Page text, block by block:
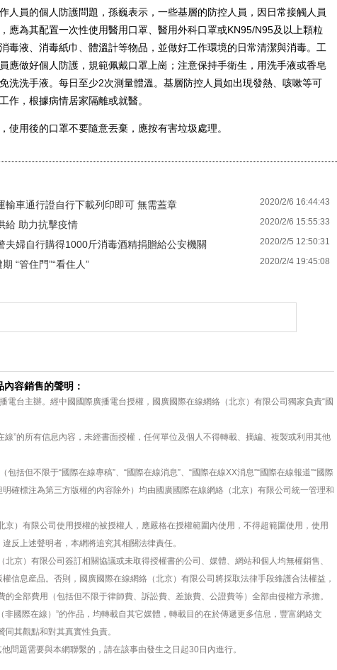
員的個人防護問題，孫巍表示，一些基層的防控人員，因日常接觸人員
應為其配置一次性使用醫用口罩、醫用外科口罩或KN95/N95及以上顆粒
毒液、消毒紙巾、體溫計等物品，並做好工作環境的日常清潔與消毒。工
應做好個人防護，規範佩戴口罩上崗；注意保持手衛生，用洗手液或香皂
洗洗手液。每日至少2次測量體溫。基層防控人員如出現發熱、咳嗽等可
作，根據病情居家隔離或就醫。
用後的口罩不要隨意丟棄，應按有害垃圾處理。
輸車通行證自行下載列印即可 無需蓋章 2020/2/6 16:44:43
給 助力抗擊疫情 2020/2/6 15:55:33
夫婦自行購得1000斤消毒酒精捐贈給公安機關 2020/2/5 12:50:31
“管住門”“看住人” 2020/2/4 19:45:08
容銷售的聲明：
電台主辦。經中國國際廣播電台授權，國廣國際在線網絡（北京）有限公司獨家負責“國
線”的所有信息內容，未經書面授權，任何單位及個人不得轉載、摘編、複製或利用其他
包括但不限于“國際在線專稿”、“國際在線消息”、“國際在線XX消息”“國際在線報道”“國際
明確標注為第三方版權的內容除外）均由國廣國際在線網絡（北京）有限公司統一管理和
京）有限公司使用授權的被授權人，應嚴格在授權範圍內使用，不得超範圍使用，使用
反上述聲明者，本網將追究其相關法律責任。
北京）有限公司簽訂相關協議或未取得授權書的公司、媒體、網站和個人均無權銷售、
權信息産品。否則，國廣國際在線網絡（北京）有限公司將採取法律手段維護合法權益，
的全部費用（包括但不限于律師費、訴訟費、差旅費、公證費等）全部由侵權方承擔。
非國際在線）”的作品，均轉載自其它媒體，轉載目的在於傳遞更多信息，豐富網絡文
其觀點和對其真實性負責。
問題需要與本網聯繫的，請在該事由發生之日起30日內進行。